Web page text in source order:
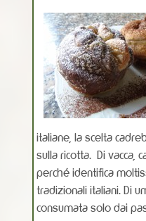
italiane, la scelta
sulla ricotta. Di vacca,
perché identifica
tradizionali italiani. Di
consumata solo dai